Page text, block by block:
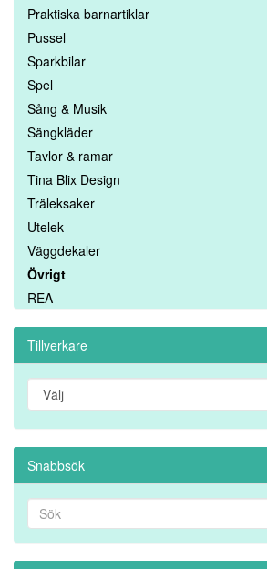
Praktiska barnartiklar
Pussel
Sparkbilar
Spel
Sång & Musik
Sängkläder
Tavlor & ramar
Tina Blix Design
Träleksaker
Utelek
Väggdekaler
Övrigt
REA
Tillverkare
Snabbsök